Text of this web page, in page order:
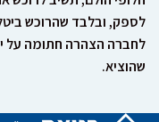
לספק, ובלבד שהרוכש
לחברה הצהרה חתומה על
שהוציא.